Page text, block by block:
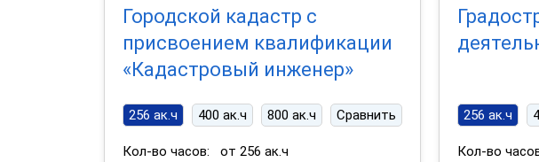
Городской кадастр с
присвоением квалификации
«Кадастровый инженер»
256 ак.ч 400 ак.ч 800 ак.ч Сравнить
Кол-во часов:
от 256 ак.ч
256 ак.ч
Кол-во